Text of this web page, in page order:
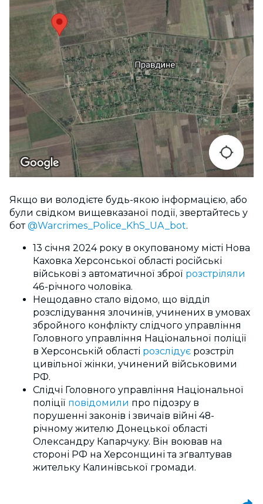
Якщо ви володієте будь-якою інформацією, або
були свідком вищевказаної події, звертайтесь у
бот@Warcrimes_Police_KhS_UA_bot.
13 січня 2024 року в окупованому місті Нова
Каховка Херсонської області російські
військові з автоматичної зброї розстріляли
46-річного чоловіка.
Нещодавно стало відомо, що відділ
розслідування злочинів, учинених в умовах
збройного конфлікту слідчого управління
Головного управління Національної поліції
в Херсонській області розслідує розстріл
цивільної жінки, учинений військовими
РФ.
Слідчі Головного управління Національної
поліції повідомили про підозру в
порушенні законів і звичаїв війні 48-
річному жителю Донецької області
Олександру Капарчуку. Він воював на
стороні РФ на Херсонщині та зґвалтував
жительку Калинівської громади.